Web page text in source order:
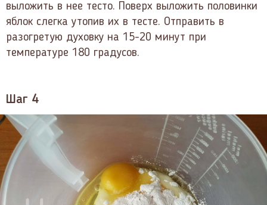
выложить в нее тесто. Поверх выложить половинки
яблок слегка утопив их в тесте. Отправить в
разогретую духовку на 15-20 минут при
температуре 180 градусов.
Шаг 4